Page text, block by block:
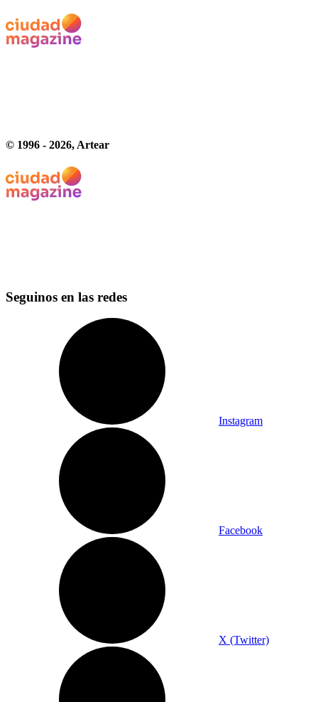
© 1996 - 2026, Artear
Seguinos en las redes
Instagram
Facebook
X (Twitter)